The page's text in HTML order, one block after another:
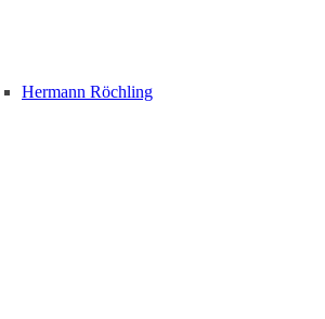
Hermann Röchling